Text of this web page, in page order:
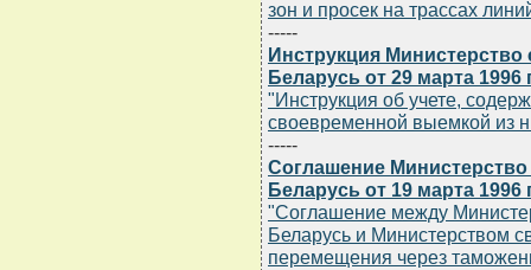
зон и просек на трассах
-----
Инструкция
Беларусь от 29 марта 1996
"Инструкция об учете,
своевременной выемкой из
-----
Соглашение
Беларусь от 19 марта 1996
"Соглашение между
Беларусь и Министерством
перемещения через